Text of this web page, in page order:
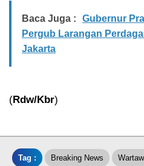
Baca Juga :
Gubernur
Pergub Larangan
Jakarta
(Rdw/Kbr)
Tag : Breaking News